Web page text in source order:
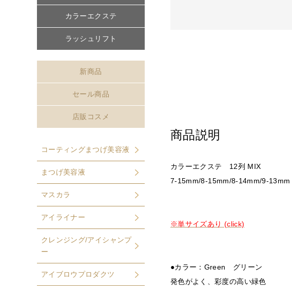
商品説明
カラーエクステ 12列 MIX
7-15mm/8-15mm/8-14mm/9-13mm
※単サイズあり (click)
●カラー：Green グリーン
発色がよく、彩度の高い緑色
カラーエクステ
ラッシュリフト
新商品
セール商品
店販コスメ
コーティングまつげ美容液
まつげ美容液
マスカラ
アイライナー
クレンジング/アイシャンプ
ー
アイブロウプロダクツ